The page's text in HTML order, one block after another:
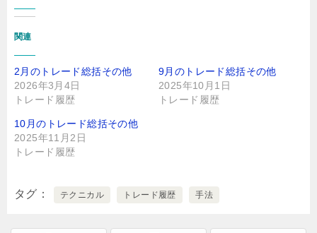
関連
2月のトレード総括その他
2026年3月4日
トレード履歴
9月のトレード総括その他
2025年10月1日
トレード履歴
10月のトレード総括その他
2025年11月2日
トレード履歴
タグ テクニカル トレード履歴 手法